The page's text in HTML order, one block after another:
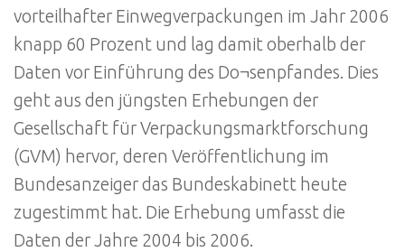
vorteilhafter Einwegverpackungen im Jahr 2006
knapp 60 Prozent und lag damit oberhalb der
Daten vor Einführung des Do¬senpfandes. Dies
geht aus den jüngsten Erhebungen der
Gesellschaft für Verpackungsmarktforschung
(GVM) hervor, deren Veröffentlichung im
Bundesanzeiger das Bundeskabinett heute
zugestimmt hat. Die Erhebung umfasst die
Daten der Jahre 2004 bis 2006.